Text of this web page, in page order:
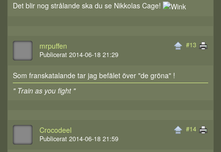
Det blir nog strålande ska du se Nikkolas Cage!
#13
mrpuffen
Publicerat 2014-06-18 21:29
Som franskatalande tar jag befälet över "de gröna" !
" Train as you fight "
#14
Crocodeel
Publicerat 2014-06-18 21:59